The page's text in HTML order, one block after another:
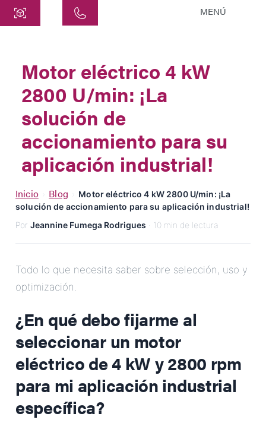
Siemensstraße 47
25462 Rellingen
info@atek.de
+49 4101 7953-0
Abrir Chat
Nombre
Nombre de la Empresa
Correo Electrónico
Dirección
Mensaje
MENÚ
Motor eléctrico 4 kW
2800 U/min: ¡La
solución de
accionamiento para su
aplicación industrial!
Inicio Blog
Motor eléctrico 4 kW 2800 U/min: ¡La
solución de accionamiento para su aplicación industrial!
Por Jeannine Fumega Rodrigues · 10 min de lectura
Todo lo que necesita saber sobre selección, uso y
optimización.
¿En qué debo fijarme al
seleccionar un motor
eléctrico de 4 kW y 2800 rpm
para mi aplicación industrial
específica?